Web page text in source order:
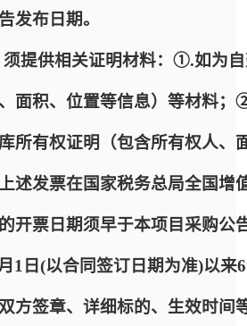
发布日期。
须提供相关证明材料：①.如为
面积、位置等信息）等材料
所有权证明（包含所有权人
述发票在国家税务总局全国增
开票日期须早于本项目采购公
1日(以合同签订日期为准)以
方签章、详细标的、生效时